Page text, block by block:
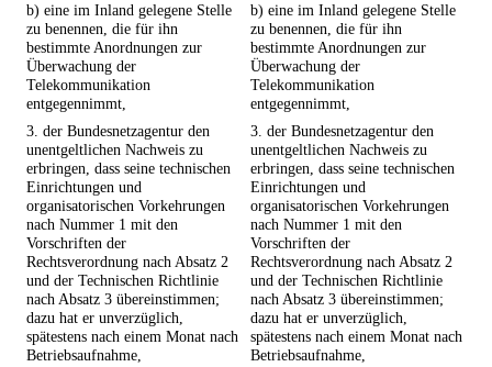
b) eine im Inland gelegene Stelle
zu benennen, die für ihn
bestimmte Anordnungen zur
Überwachung der
Telekommunikation
entgegennimmt,
b) eine im Inland gelegene Stelle
zu benennen, die für ihn
bestimmte Anordnungen zur
Überwachung der
Telekommunikation
entgegennimmt,
3. der Bundesnetzagentur den
unentgeltlichen Nachweis zu
erbringen, dass seine technischen
Einrichtungen und
organisatorischen Vorkehrungen
nach Nummer 1 mit den
Vorschriften der
Rechtsverordnung nach Absatz 2
und der Technischen Richtlinie
nach Absatz 3 übereinstimmen;
dazu hat er unverzüglich,
spätestens nach einem Monat nach
Betriebsaufnahme,
3. der Bundesnetzagentur den
unentgeltlichen Nachweis zu
erbringen, dass seine technischen
Einrichtungen und
organisatorischen Vorkehrungen
nach Nummer 1 mit den
Vorschriften der
Rechtsverordnung nach Absatz 2
und der Technischen Richtlinie
nach Absatz 3 übereinstimmen;
dazu hat er unverzüglich,
spätestens nach einem Monat nach
Betriebsaufnahme,